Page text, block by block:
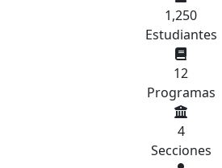
1,250
Estudiantes
12
Programas
4
Secciones